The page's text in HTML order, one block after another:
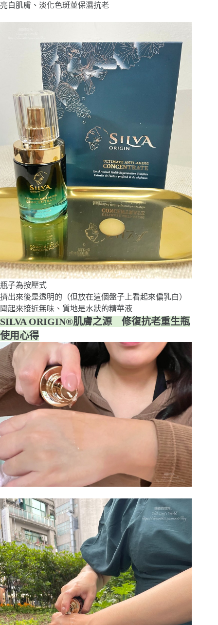
亮白肌膚、淡化色斑並保濕抗老
瓶子為按壓式
擠出來後是透明的（但放在這個盤子上看起來偏乳白）
聞起來接近無味、質地是水狀的精華液
SILVA ORIGIN®肌膚之源 修復抗老重生瓶
使用心得